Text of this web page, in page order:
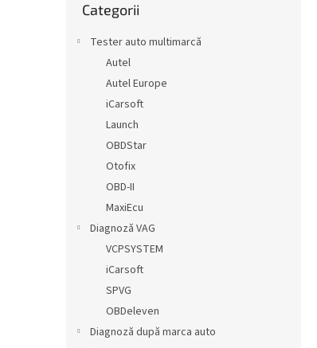
peste
Categorii
Tester auto multimarcă
Autel
Autel Europe
iCarsoft
Launch
OBDStar
Otofix
OBD-II
MaxiEcu
Diagnoză VAG
VCPSYSTEM
iCarsoft
SPVG
OBDeleven
Diagnoză după marca auto